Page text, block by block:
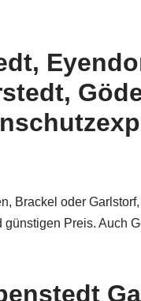
Brackel oder
Preis. Auch